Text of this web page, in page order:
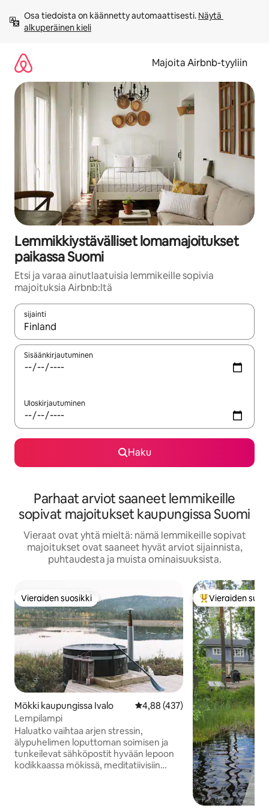
sisältö
väliin
Osa tiedoista on käännetty automaattisesti. Näytä
alkuperäinen kieli
Majoita Airbnb-tyyliin
Lemmikkiystävälliset lomamajoitukset
paikassa Suomi
Etsi ja varaa ainutlaatuisia lemmikeille sopivia
majoituksia Airbnb:ltä
sijainti
Kun tulokset ovat saatavilla, navigoi ylös- ja alas-
Sisäänkirjautuminen
Uloskirjautuminen
Haku
Parhaat arviot saaneet lemmikeille
sopivat majoitukset kaupungissa Suomi
Vieraat ovat yhtä mieltä: nämä lemmikeille sopivat
majoitukset ovat saaneet hyvät arviot sijainnista,
puhtaudesta ja muista ominaisuuksista.
Vieraiden suosikki
Vieraiden suosikki
Mökki kaupungissa Ivalo Keskimääräinen arvio 4,88/5,
4,88 (437)
Lempilampi
Haluatko vaihtaa arjen stressin,
älypuhelimen loputtoman soimisen ja
tunkeilevat sähköpostit hyvään lepoon
kodikkaassa mökissä, meditatiivisiin
Vieraiden
Vieraiden